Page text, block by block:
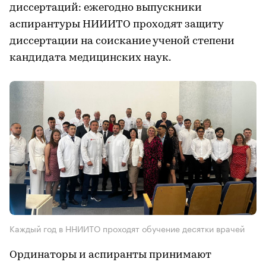
диссертаций: ежегодно выпускники
аспирантуры НИИИТО проходят защиту
диссертации на соискание ученой степени
кандидата медицинских наук.
Каждый год в ННИИТО проходят обучение десятки врачей
Ординаторы и аспиранты принимают